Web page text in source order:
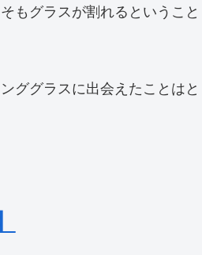
もグラスが割れるということ
ググラスに出会えたことはと